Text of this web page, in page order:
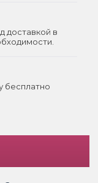
доставкой в
бесплатно